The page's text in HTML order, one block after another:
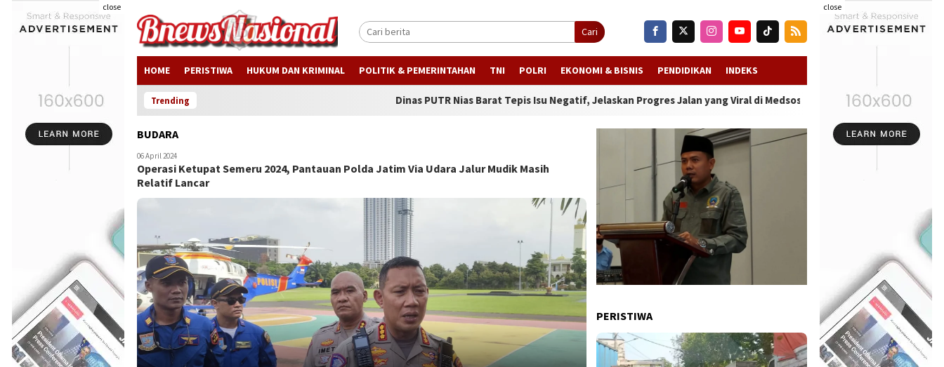
close close
Cari
HOME PERISTIWA HUKUM DAN KRIMINAL POLITIK & PEMERINTAHAN TNI POLRI EKONOMI & BISNIS PENDIDIKAN INDEKS
Trending Dinas PUTR Nias Barat Tepis Isu Negatif, Jelaskan Progres Jalan yang Viral di Medsos-Kwanyar Diterpa Isu “Bayar atau Viral”,
BUDARA
06 April 2024
Operasi Ketupat Semeru 2024, Pantauan Polda Jatim Via Udara Jalur Mudik Masih
Relatif Lancar
PERISTIWA